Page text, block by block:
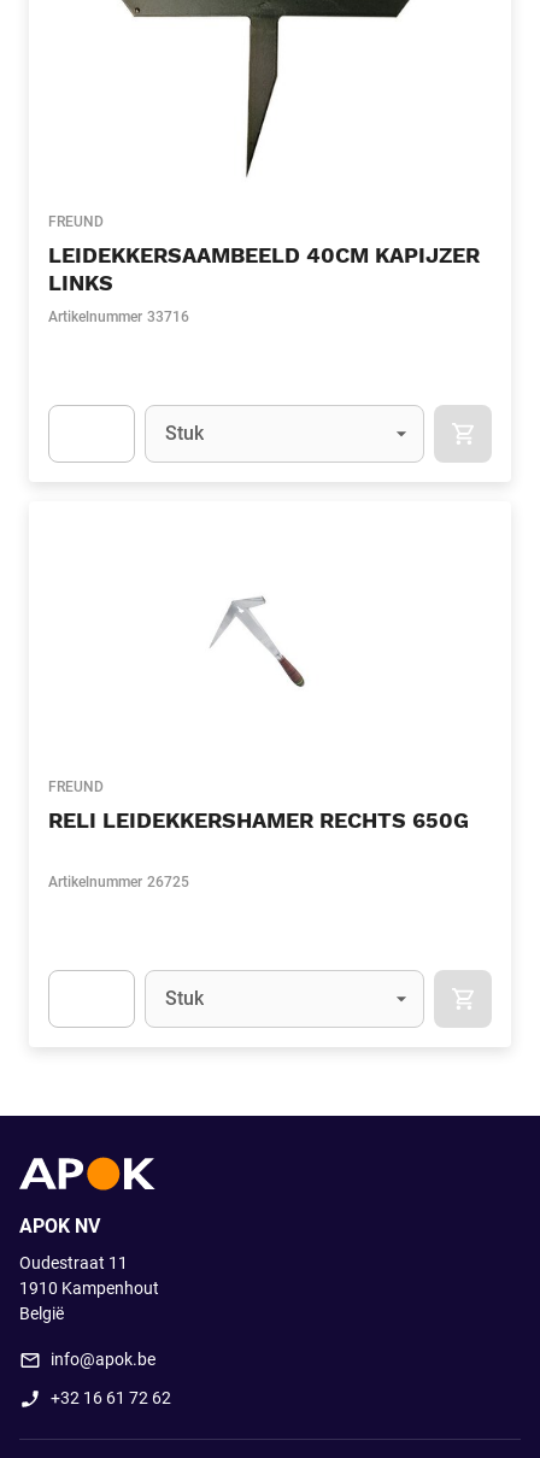
FREUND
LEIDEKKERSAAMBEELD 40CM KAPIJZER
LINKS
Artikelnummer 33716
Eenheid
Stuk
FREUND
RELI LEIDEKKERSHAMER RECHTS 650G
Artikelnummer 26725
Eenheid
Stuk
APOK NV
Oudestraat 11
1910 Kampenhout
België
info@apok.be
+32 16 61 72 62